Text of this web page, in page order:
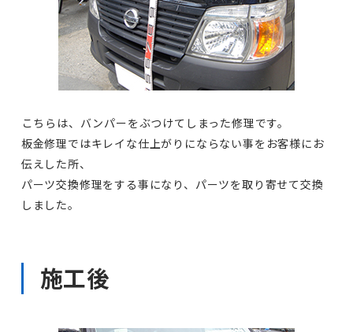
こちらは、バンパーをぶつけてしまった修理です。
板金修理ではキレイな仕上がりにならない事をお客様にお
伝えした所、
パーツ交換修理をする事になり、パーツを取り寄せて交換
しました。
施工後